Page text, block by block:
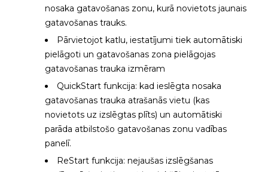
nosaka gatavošanas zonu, kurā novietots jaunais
gatavošanas trauks.
Pārvietojot katlu, iestatījumi tiek automātiski
pielāgoti un gatavošanas zona pielāgojas
gatavošanas trauka izmēram
QuickStart funkcija: kad ieslēgta nosaka
gatavošanas trauka atrašanās vietu (kas
novietots uz izslēgtas plīts) un automātiski
parāda atbilstošo gatavošanas zonu vadības
panelī.
ReStart funkcija: nejaušas izslēgšanas